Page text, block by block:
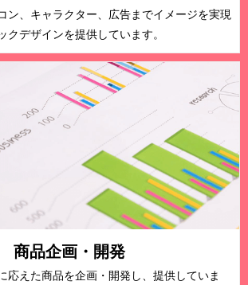
ン、キャラクター、広告までイメージを実現
クデザインを提供しています。
商品企画・開発
応えた商品を企画・開発し、提供していま